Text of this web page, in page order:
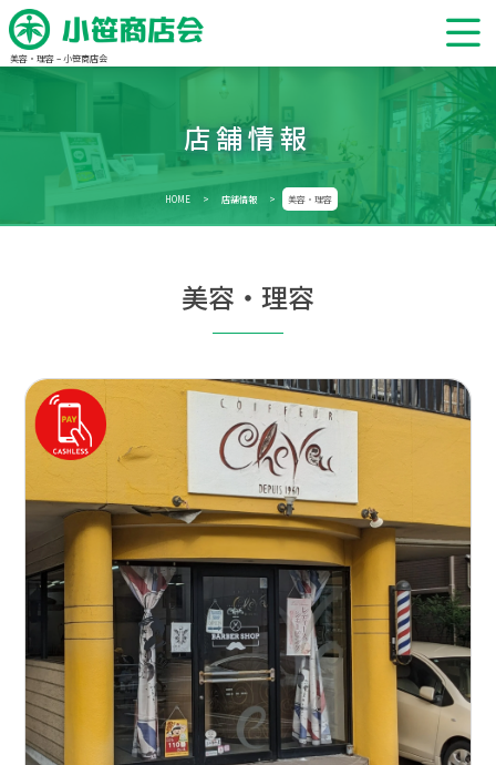
美容・理容 – 小笹商店会
店舗情報
HOME > 店舗情報 > 美容・理容
美容・理容